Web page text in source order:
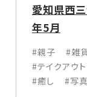
愛知県西三
年5月
#親子 #雑
#テイクアウト
#癒し
#写